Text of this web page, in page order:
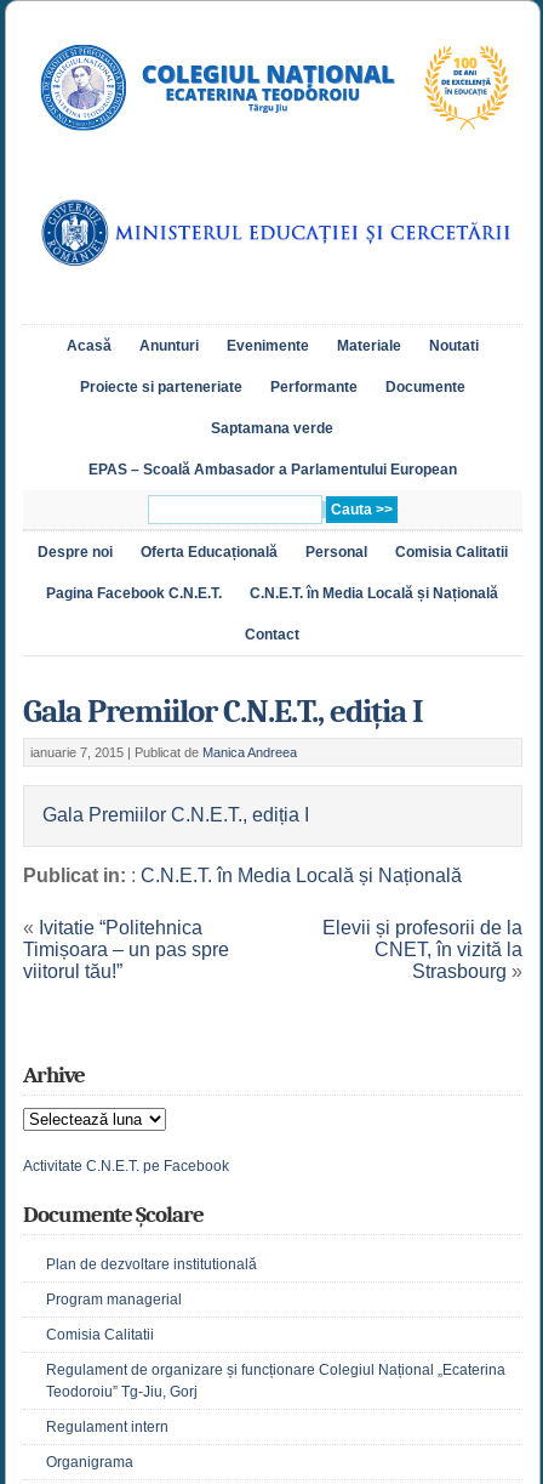
Acasă Anunturi Evenimente Materiale Noutati
Proiecte si parteneriate Performante Documente
Saptamana verde
EPAS – Scoală Ambasador a Parlamentului European
Despre noi Oferta Educațională Personal Comisia Calitatii
Pagina Facebook C.N.E.T. C.N.E.T. în Media Locală și Națională
Contact
Gala Premiilor C.N.E.T., ediția I
ianuarie 7, 2015 | Publicat de Manica Andreea
Gala Premiilor C.N.E.T., ediția I
Publicat in: : C.N.E.T. în Media Locală și Națională
« Ivitatie “Politehnica
Timișoara – un pas spre
viitorul tău!”
Elevii și profesorii de la
CNET, în vizită la
Strasbourg »
Arhive
Arhive
Activitate C.N.E.T. pe Facebook
Documente Școlare
Plan de dezvoltare institutională
Program managerial
Comisia Calitatii
Regulament de organizare și funcționare Colegiul Național „Ecaterina
Teodoroiu” Tg-Jiu, Gorj
Regulament intern
Organigrama